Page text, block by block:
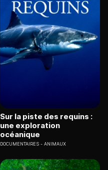
Sur la piste des requins :
une exploration
océanique
DOCUMENTAIRES ANIMAUX